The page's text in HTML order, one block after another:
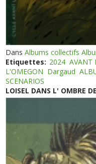
DansAlbums collectifs
Etiquettes: 2024 AVANT
L'OMEGON Dargaud
SCENARIOS
LOISEL DANS L' OMBRE